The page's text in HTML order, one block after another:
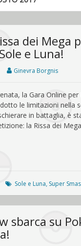
dei Mega
e Luna!
Ginevra Borgnis
la Gara Online per
le limitazioni nella
in battaglia, è
la Rissa dei
Sole e Luna, Super
sbarca su